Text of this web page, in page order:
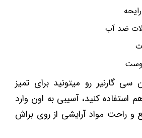
ضد آب
سی گارنیر رو میتونید برای تمیز
استفاده کنید، آسیبی به اون وارد
و راحت مواد آرایشی از روی براش